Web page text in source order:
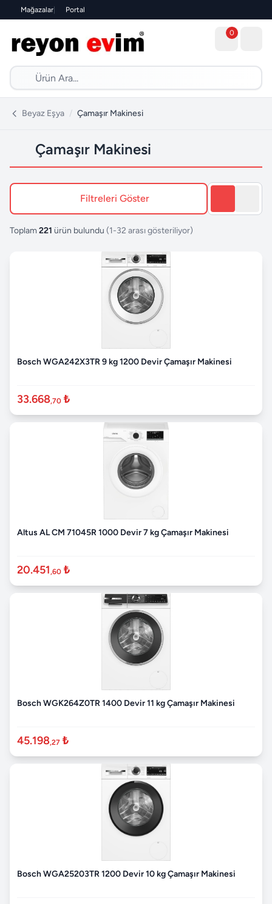
Mağazalar| Portal
0
Beyaz Eşya / Çamaşır Makinesi
Çamaşır Makinesi
Filtreleri Göster
Toplam 221 ürün bulundu (1-32 arası gösteriliyor)
Bosch WGA242X3TR 9 kg 1200 Devir Çamaşır Makinesi
33.668,70 ₺
Altus AL CM 71045R 1000 Devir 7 kg Çamaşır Makinesi
20.451 ,60 ₺
Bosch WGK264Z0TR 1400 Devir 11 kg Çamaşır Makinesi
45.198,27 ₺
Bosch WGA25203TR 1200 Devir 10 kg Çamaşır Makinesi